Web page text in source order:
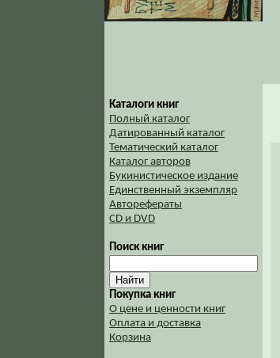
Каталоги книг
Полный каталог
Датированный каталог
Тематический каталог
Каталог авторов
Букинистическое издание
Единственный экземпляр
Авторефераты
CD и DVD
Поиск книг
Покупка книг
О цене и ценности книг
Оплата и доставка
Корзина